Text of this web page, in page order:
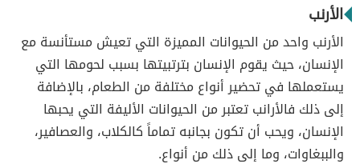
الأرنب
الأرنب واحد من الحيوانات المميزة التي تعيش مستأنسة مع
الإنسان، حيث يقوم الإنسان بترتبيتها بسبب لحومها التي
يستعملها في تحضير أنواع مختلفة من الطعام، بالإضافة
إلى ذلك فالأرانب تعتبر من الحيوانات الأليفة التي يحبها
الإنسان، ويحب أن تكون بجانبه تماماً كالكلاب، والعصافير،
والببغاوات، وما إلى ذلك من أنواع.